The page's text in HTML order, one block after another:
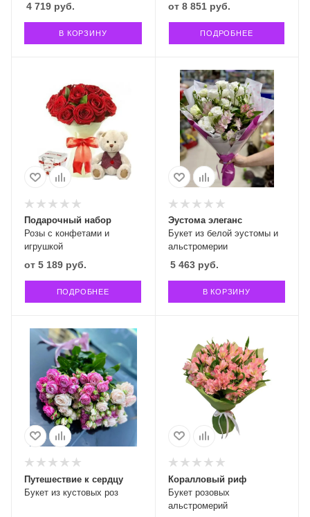
4 719 руб.
В КОРЗИНУ
от 8 851 руб.
ПОДРОБНЕЕ
Розы с конфетами и
игрушкой
Подарочный набор
от 5 189 руб.
ПОДРОБНЕЕ
Букет из белой эустомы и
альстромерии
Эустома элеганс
5 463руб.
В КОРЗИНУ
Букет из кустовых роз
Путешествие к сердцу
Букет розовых
альстромерий
Коралловый риф